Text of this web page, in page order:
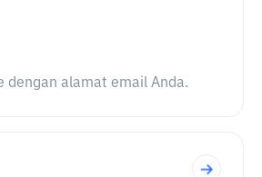
dengan alamat email Anda.